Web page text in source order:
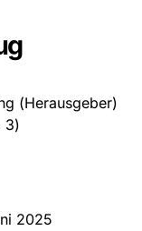
(Herausgeber)
3)
2025